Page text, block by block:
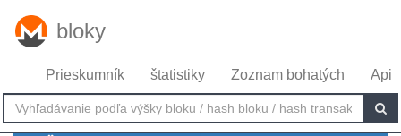
bloky
Prieskumník štatistiky Zoznam bohatých Api